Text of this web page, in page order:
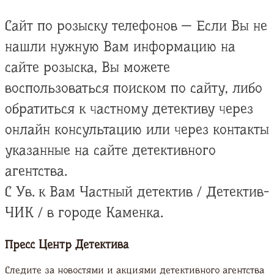
Сайт по розыску телефонов — Если Вы не
нашли нужную Вам информацию на
сайте розыска, Вы можете
воспользоваться поиском по сайту, либо
обратиться к частному детективу через
онлайн консультацию или через контакты
указанные на сайте детективного
агентства.
С Ув. к Вам Частный детектив / Детектив-
ЧИК / в городе Каменка.
Пресс Центр Детектива
Следите за новостями и акциями детективного агентства